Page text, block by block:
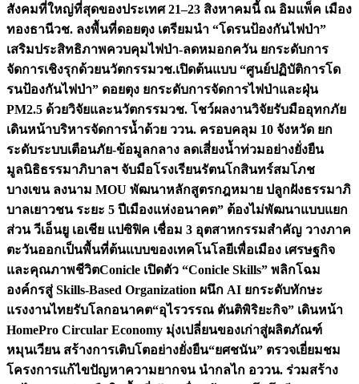
สังคมที่ใหญ่ที่สุดของประเทศ 21–23 สิงหาคมนี้ ณ อิมแพ็ค เมือง
ทองธานีวช. ลงพื้นที่ดอยตุง เตรียมนำ “โดรนป้องกันไฟป่า”
เสริมประสิทธิภาพควบคุมไฟป่า-ลดหมอกควัน ยกระดับการ
จัดการเชิงรุกด้วยนวัตกรรมวช.เปิดต้นแบบ “ศูนย์ปฏิบัติการโด
รนป้องกันไฟป่า” ดอยตุง ยกระดับการจัดการไฟป่าและฝุ่น
PM2.5 ด้วยวิจัยและนวัตกรรมวช. โชว์ผลงานวิจัยรับมืออุทกภัย
เดินหน้าบริหารจัดการน้ำด้วย ววน. ครอบคลุม 10 จังหวัด ยก
ระดับระบบเตือนภัย-ข้อมูลกลาง ลดเสี่ยงน้ำท่วมอย่างยั่งยืน
มูลนิธิธรรมาภิบาลฯ จับมือโรงเรียนรัตนโกสินทร์สมโภช
บางเขน ลงนาม MOU พัฒนาหลักสูตรกฎหมาย ปลูกฝังธรรมาภิ
บาลเยาวชน ระยะ 5 ปีเมืองแห่งอนาคต” ต้องไม่พัฒนาแบบแยก
ส่วน วีเอ็นยู เอเชีย แปซิฟิค เชื่อม 3 อุตสาหกรรมสำคัญ วางภาค
ตะวันออกเป็นพื้นที่ต้นแบบของเทคโนโลยีเพื่อเมือง เศรษฐกิจ
และคุณภาพชีวิตConicle เปิดตัว “Conicle Skills” พลิกโฉม
องค์กรสู่ Skills-Based Organization ผนึก AI ยกระดับทักษะ
แรงงานไทยรับโลกอนาคต“อุไรวรรณ ตันติพิริยะกิจ” เดินหน้า
HomePro Circular Economy มุ่งเปลี่ยนของเก่าสู่ผลิตภัณฑ์
หมุนเวียน สร้างการเติบโตอย่างยั่งยืน“ยศชนัน” ตรวจเยี่ยมชม
โครงการแก้ไขปัญหาความยากจน นำกลไก อววน. ร่วมสร้าง